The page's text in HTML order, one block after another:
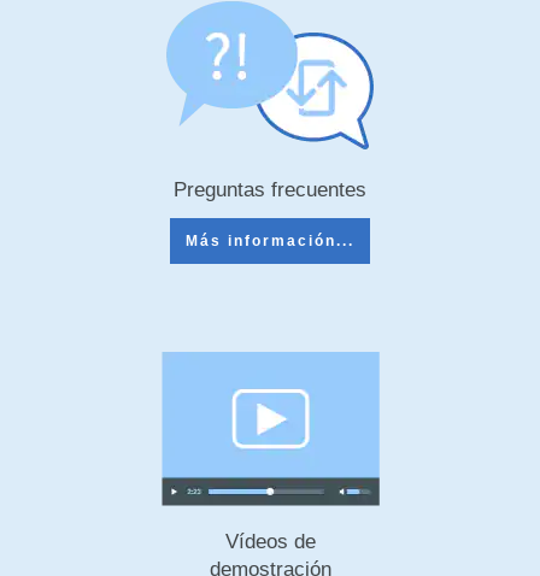
Preguntas frecuentes
Más información...
Vídeos de
demostración